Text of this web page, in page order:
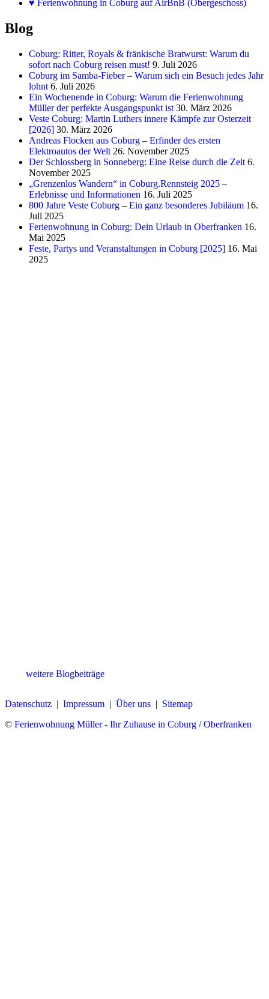
♥ Ferienwohnung in Coburg auf AirBnB (Obergeschoss)
Blog
Coburg: Ritter, Royals & fränkische Bratwurst: Warum du
sofort nach Coburg reisen must! 9. Juli 2026
Coburg im Samba-Fieber – Warum sich ein Besuch jedes Jahr
lohnt 6. Juli 2026
Ein Wochenende in Coburg: Warum die Ferienwohnung
Müller der perfekte Ausgangspunkt ist 30. März 2026
Veste Coburg: Martin Luthers innere Kämpfe zur Osterzeit
[2026] 30. März 2026
Andreas Flocken aus Coburg – Erfinder des ersten
Elektroautos der Welt 26. November 2025
Der Schlossberg in Sonneberg: Eine Reise durch die Zeit 6.
November 2025
„Grenzenlos Wandern“ in Coburg.Rennsteig 2025 –
Erlebnisse und Informationen 16. Juli 2025
800 Jahre Veste Coburg – Ein ganz besonderes Jubiläum 16.
Juli 2025
Ferienwohnung in Coburg: Dein Urlaub in Oberfranken 16.
Mai 2025
Feste, Partys und Veranstaltungen in Coburg [2025] 16. Mai
2025
weitere Blogbeiträge
Datenschutz | Impressum | Über uns | Sitemap
© Ferienwohnung Müller - Ihr Zuhause in Coburg / Oberfranken